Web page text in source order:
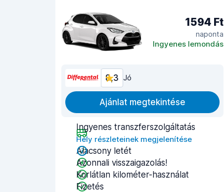
1594 Ft
naponta
Ingyenes lemondás
8,3 Jó
Ajánlat megtekintése
Ingyenes transzferszolgáltatás
Hely részleteinek megjelenítése
Alacsony letét
Azonnali visszaigazolás!
Korlátlan kilométer-használat
Fizetés